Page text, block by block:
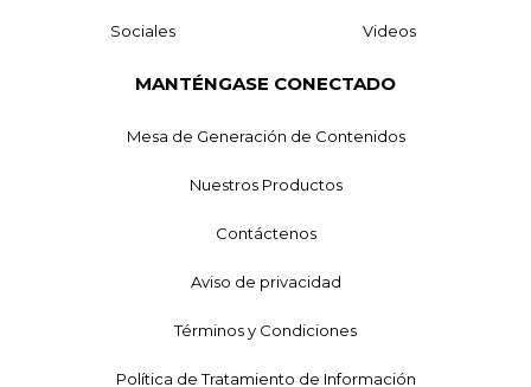
Sociales Videos
MANTÉNGASE CONECTADO
Mesa de Generación de Contenidos
Nuestros Productos
Contáctenos
Aviso de privacidad
Términos y Condiciones
Política de Tratamiento de Información